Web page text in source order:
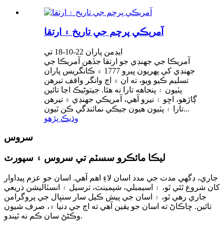
آمريڪي پرچم جي تاريخ ۽ ارتقا
ايڊمن پاران 22-10-18 تي
آمريڪا جي جهنڊي جو ارتقا جڏهن آمريڪا جي
جهنڊي کي پهريون ڀيرو 1777 ۾ ڪانگريس پاران
تسليم ڪيو ويو، ته ان ۾ اڄ وانگر واقف تيرهن
پٽيون ۽ پنجاهه تارا نه هئا. جيتوڻيڪ اڃا تائين
ڳاڙهو، اڇو ۽ نيرو آهي، آمريڪي جهنڊي ۾ تيرهن
تارا ۽ پٽيون هيون جيڪي نمائندگي ڪن ٿيون...
وڌيڪ پڙهو
سروس
ليڪا مائڪرو سسٽم تي سروس ۽ سپورٽ
جاري، ڊگهي مدت جي مدد اسان لاءِ اهم آهي. اسان جو عزم پيداوار
کان شروع ٿئي ٿو، ۽ اسيمبلي، شپمينٽ، ترسيل ۽ انسٽاليشن ذريعي
جاري رهي ٿو، ۽ اسان جي پيش ڪيل سار سنڀال جي پروگرامن
تائين. ڇاڪاڻ ته اسان جو يقين آهي ته اڄ جي دنيا ۾، صرف شيون
وڪڻڻ سان ڪم نه ٿيندو.